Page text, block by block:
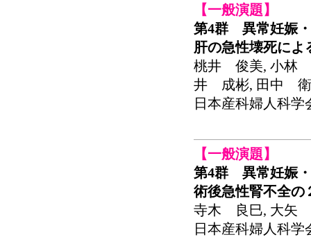
【一般演題】
第4群 異常妊娠
肝の急性壊死によ
桃井 俊美, 小林
井 成彬, 田中
日本産科婦人科学
【一般演題】
第4群 異常妊娠
術後急性腎不全の
寺木 良巳, 大矢
日本産科婦人科学